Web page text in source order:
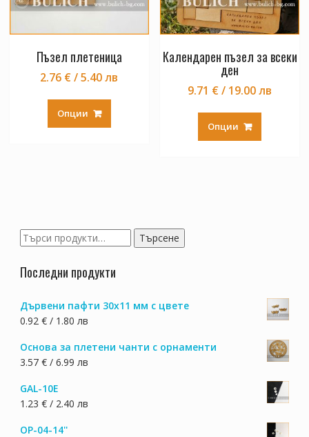
page
Пъзел плетеница
2.76 € / 5.40 лв
Опции
This
has
chosen
on
product
Календарен пъзел за всеки
ден
9.71 € / 19.00 лв
Опции
This
has
page
Търсене
за:
Търсене
Последни продукти
Дървени пафти 30х11 мм с цвете
0.92 € / 1.80 лв
Основа за плетени чанти с орнаменти
3.57 € / 6.99 лв
GAL-10E
1.23 € / 2.40 лв
OP-04-14''